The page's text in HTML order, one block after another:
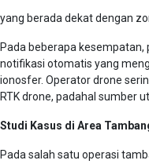
yang berada dekat dengan
Pada beberapa kesempatan,
notifikasi otomatis yang
ionosfer. Operator drone
RTK drone, padahal sumber
Studi Kasus di Area
Pada salah satu operasi